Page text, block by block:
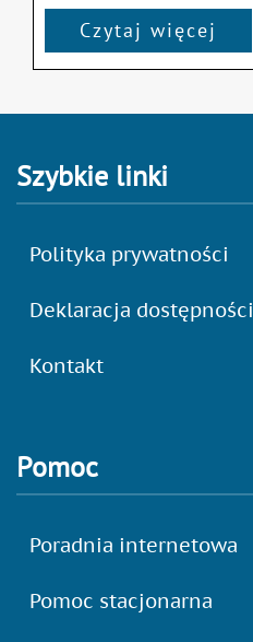
Czytaj więcej
Szybkie linki
Polityka prywatności
Deklaracja dostępności
Kontakt
Pomoc
Poradnia internetowa
Pomoc stacjonarna